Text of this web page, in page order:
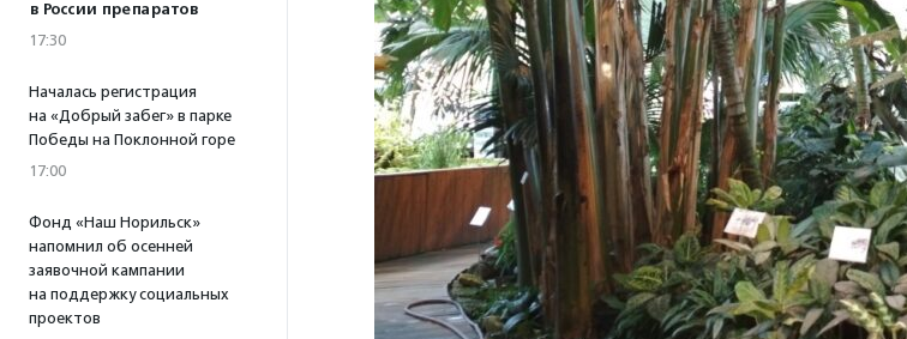
в России препаратов
17:30
Началась регистрация
на «Добрый забег» в парке
Победы на Поклонной горе
17:00
Фонд «Наш Норильск»
напомнил об осенней
заявочной кампании
на поддержку социальных
проектов